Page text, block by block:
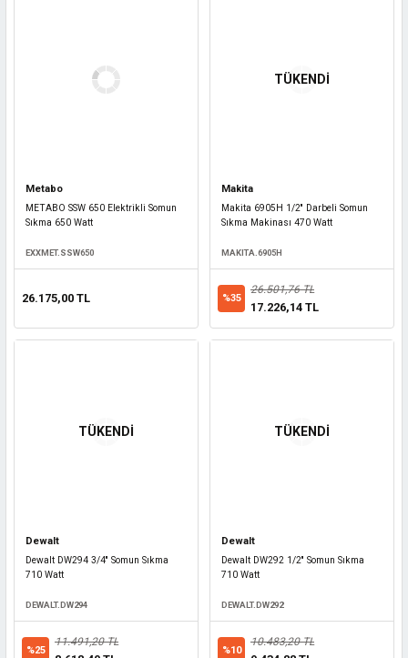
Metabo
METABO SSW 650 Elektrikli Somun
Sıkma 650 Watt
EXXMET.SSW650
26.175,00 TL
TÜKENDİ
Makita
Makita 6905H 1/2'' Darbeli Somun
Sıkma Makinası 470 Watt
MAKITA.6905H
%35
26.501,76 TL
17.226,14 TL
TÜKENDİ
Dewalt
Dewalt DW294 3/4'' Somun Sıkma
710 Watt
DEWALT.DW294
%25
11.491,20 TL
TÜKENDİ
Dewalt
Dewalt DW292 1/2'' Somun Sıkma
710 Watt
DEWALT.DW292
%10
10.483,20 TL